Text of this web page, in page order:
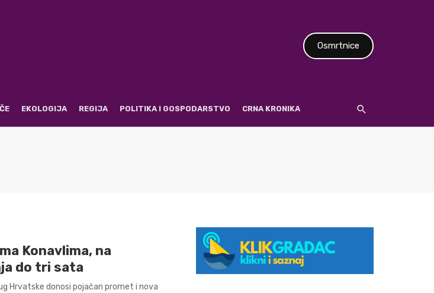
Osmrtnice
EKOLOGIJA REGIJA POLITIKA I GOSPODARSTVO CRNA KRONIKA
Konavlima, na
do tri sata
Hrvatske donosi pojačan promet i nova